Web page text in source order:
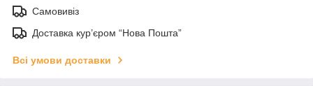
Самовивіз
Доставка кур’єром “Нова Пошта”
Всі умови доставки